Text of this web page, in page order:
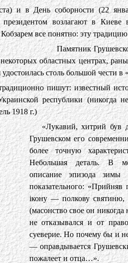
и в День соборности (22
президентом возлагают в
все понятно: эту
Памятник
областных центрах,
удостоилась столь большой чести
пишут: известный
республики (никогда
1918 г.)
«Лукавий, хитрий був
Грушевском его
более точную
Небольшая деталь. В
описание эпизода
показательного: «Прийняв
ікону — полкову святиню,
(масонство свое он
не отказывался и от
суеверие. Но почему бы и
— оправдывается
пожалеет и отца…».